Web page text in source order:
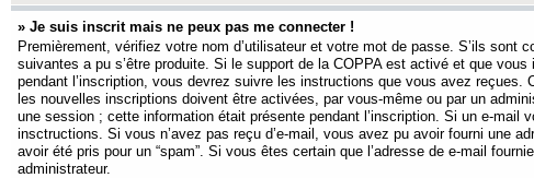
» Je suis inscrit mais ne peux pas me connecter !
Premièrement, vérifiez votre nom d’utilisateur et votre mot de passe. S’ils sont
suivantes a pu s’être produite. Si le support de la COPPA est activé et que
pendant l’inscription, vous devrez suivre les instructions que vous avez reçues.
les nouvelles inscriptions doivent être activées, par vous-même ou par un
une session ; cette information était présente pendant l’inscription. Si un e-mail
insctructions. Si vous n’avez pas reçu d’e-mail, vous avez pu avoir fourni une
avoir été pris pour un “spam”. Si vous êtes certain que l’adresse de e-mail
administrateur.